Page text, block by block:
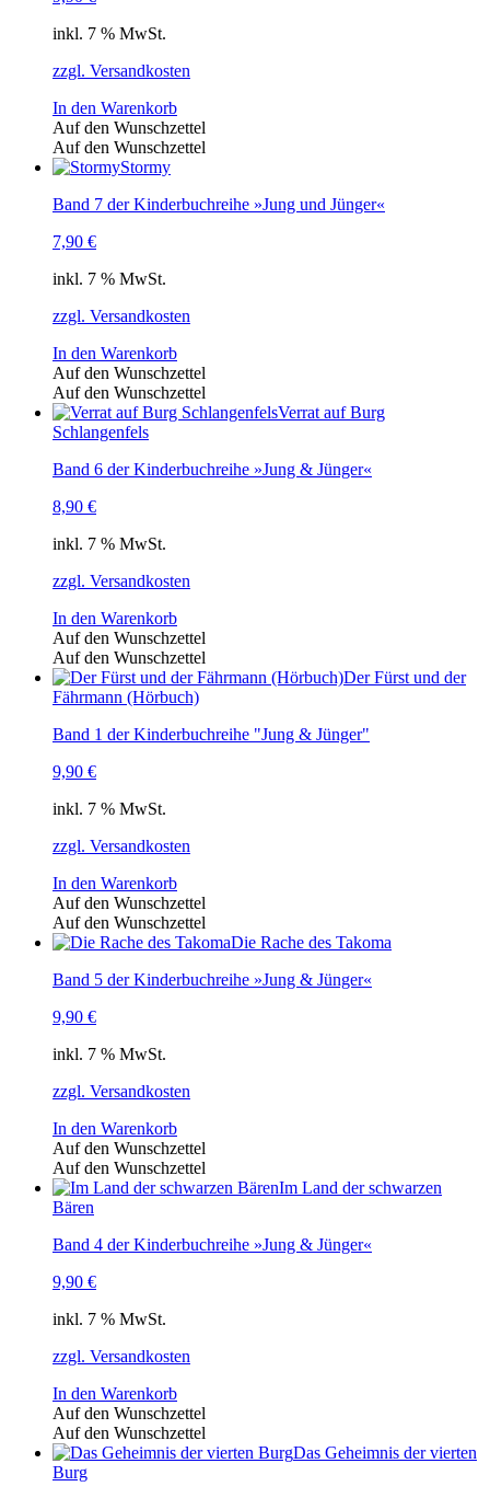
inkl. 7 % MwSt.
zzgl. Versandkosten
In den Warenkorb
Auf den Wunschzettel
Auf den Wunschzettel
Stormy
Band 7 der Kinderbuchreihe »Jung und Jünger«
7,90 €
inkl. 7 % MwSt.
zzgl. Versandkosten
In den Warenkorb
Auf den Wunschzettel
Auf den Wunschzettel
Verrat auf Burg
Schlangenfels
Band 6 der Kinderbuchreihe »Jung & Jünger«
8,90 €
inkl. 7 % MwSt.
zzgl. Versandkosten
In den Warenkorb
Auf den Wunschzettel
Auf den Wunschzettel
Der Fürst und der
Fährmann (Hörbuch)
Band 1 der Kinderbuchreihe "Jung & Jünger"
9,90 €
inkl. 7 % MwSt.
zzgl. Versandkosten
In den Warenkorb
Auf den Wunschzettel
Auf den Wunschzettel
Die Rache des Takoma
Band 5 der Kinderbuchreihe »Jung & Jünger«
9,90 €
inkl. 7 % MwSt.
zzgl. Versandkosten
In den Warenkorb
Auf den Wunschzettel
Auf den Wunschzettel
Im Land der schwarzen
Bären
Band 4 der Kinderbuchreihe »Jung & Jünger«
9,90 €
inkl. 7 % MwSt.
zzgl. Versandkosten
In den Warenkorb
Auf den Wunschzettel
Auf den Wunschzettel
Das Geheimnis der vierten
Burg